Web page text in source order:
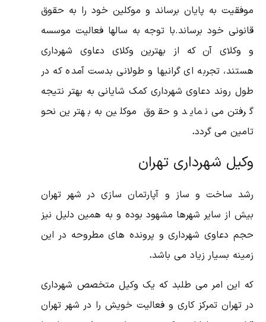
موفقیت به پایان برساند و موکلین خود را به حقوق
قانونی خود برساند.با توجه به سالها فعالیت موسسه
و وکلای آن که از بهترین وکلای دعاوی شهرداری
هستند، تجربه ای گرانبها و طولانی بدست آمده که در
طول روند دعاوی شهرداری کمک شایانی به بهتر نتیجه
گرفتن می نماید و حقوق موکلین به بهترین نحو
تامین می گردد.
وکیل شهرداری تهران
رشد ساخت و ساز و آپارتمان سازی در شهر تهران
بیش از سایر شهرها مشهود بوده و به همین دلیل نیز
حجم دعاوی شهرداری و پرونده های مطروحه در این
زمینه بسیار زیاد می باشد.
که این امر می طلبد که یک وکیل متخصص شهرداری
در تهران تمرکز کاری و فعالیت خویش را در شهر تهران